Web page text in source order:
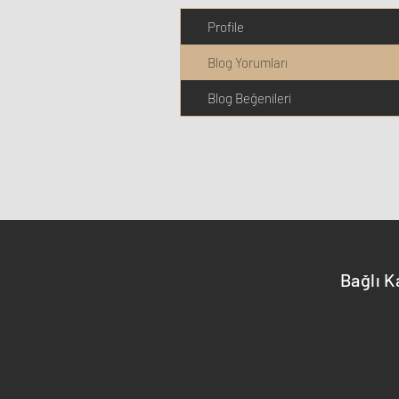
Profile
Blog Yorumları
Blog Beğenileri
Bağlı